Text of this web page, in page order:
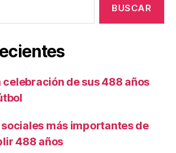
celebración de sus 488 años
más importantes de
488 años